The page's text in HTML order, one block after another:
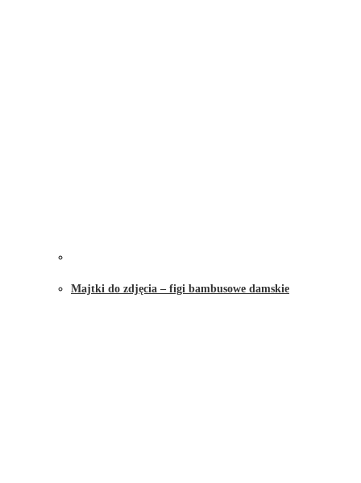
Majtki do zdjęcia – figi bambusowe damskie